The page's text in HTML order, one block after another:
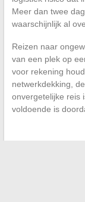
Meer dan twee
waarschijnlijk al
Reizen naar
van een plek op
voor rekening
netwerkdekking,
onvergetelijke reis
voldoende is